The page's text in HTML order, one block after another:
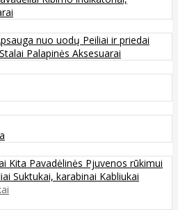
nuo uodų Peiliai ir priedai
Stalai Palapinės Aksesuarai
Kita Pavadėlinės Pjuvenos rūkimui
Suktukai, karabinai Kabliukai